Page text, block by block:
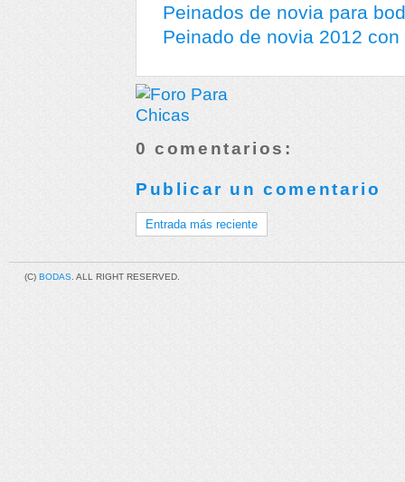
Peinados de novia para
Peinado de novia 2012 con
0 comentarios:
Publicar un comentario
Entrada más reciente
(C) BODAS . ALL RIGHT RESERVED.